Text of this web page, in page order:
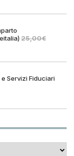
era:
è:
25,00€
e Servizi Fiduciari